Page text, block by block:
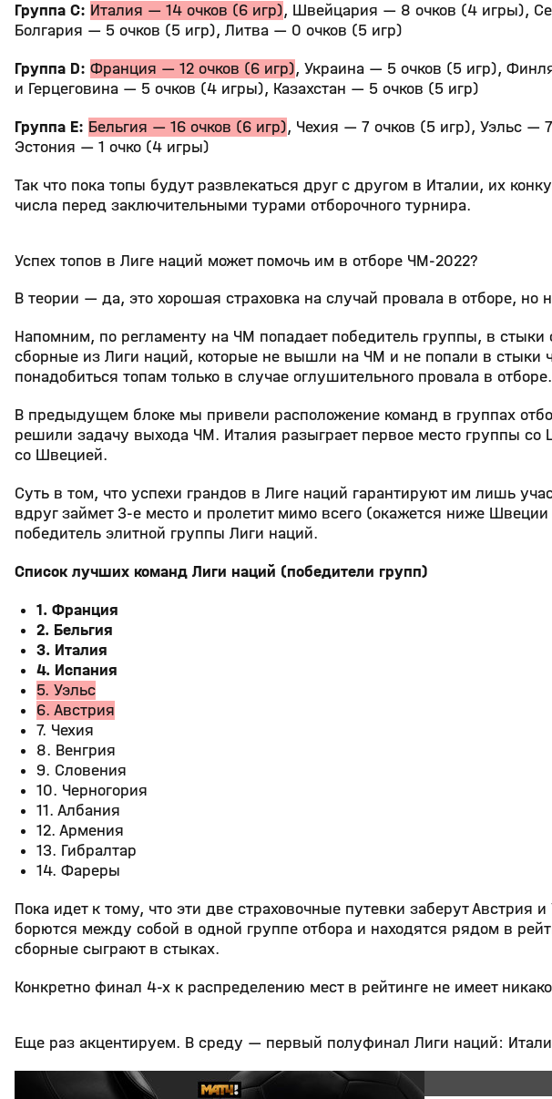
Группа C: Италия — 14 очков (6 игр), Швейцария — 8 очков (4 игры),
Болгария — 5 очков (5 игр), Литва — 0 очков (5 игр)
Группа D: Франция — 12 очков (6 игр), Украина — 5 очков (5 игр),
и Герцеговина — 5 очков (4 игры), Казахстан — 5 очков (5 игр)
Группа E: Бельгия — 16 очков (6 игр), Чехия — 7 очков (5 игр), Уэльс —
Эстония — 1 очко (4 игры)
Так что пока топы будут развлекаться друг с другом в Италии, их
числа перед заключительными турами отборочного турнира.
Успех топов в Лиге наций может помочь им в отборе ЧМ-2022?
В теории — да, это хорошая страховка на случай провала в отборе, но
Напомним, по регламенту на ЧМ попадает победитель группы, в
сборные из Лиги наций, которые не вышли на ЧМ и не попали в стыки
понадобиться топам только в случае оглушительного провала в отборе.
В предыдущем блоке мы привели расположение команд в группах
решили задачу выхода ЧМ. Италия разыграет первое место группы
со Швецией.
Суть в том, что успехи грандов в Лиге наций гарантируют им лишь
вдруг займет 3-е место и пролетит мимо всего (окажется ниже
победитель элитной группы Лиги наций.
Список лучших команд Лиги наций (победители групп)
1. Франция
2. Бельгия
3. Италия
4. Испания
5. Уэльс
6. Австрия
7. Чехия
8. Венгрия
9. Словения
10. Черногория
11. Албания
12. Армения
13. Гибралтар
14. Фареры
Пока идет к тому, что эти две страховочные путевки заберут Австрия
борются между собой в одной группе отбора и находятся рядом в
сборные сыграют в стыках.
Конкретно финал 4-х к распределению мест в рейтинге не имеет
Еще раз акцентируем. В среду — первый полуфинал Лиги наций: